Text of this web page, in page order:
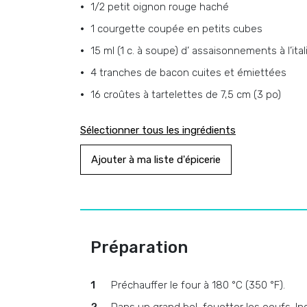
1/2 petit oignon rouge haché
1 courgette coupée en petits cubes
15 ml (1 c. à soupe) d’ assaisonnements à
4 tranches de bacon cuites et émiettées
16 croûtes à tartelettes de 7,5 cm (3 po)
Sélectionner tous les ingrédients
Ajouter à ma liste d'épicerie
Préparation
Préchauffer le four à 180 °C (350 °F).